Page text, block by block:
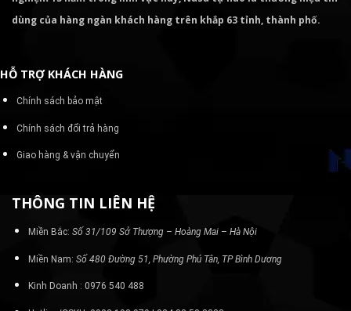
dùng của hàng ngàn khách hàng trên khắp 63 tỉnh, thành phố.
HỖ TRỢ KHÁCH HÀNG
Chính sách bảo mật
Chính sách đổi trả hàng
Giao hàng & vận chuyển
THÔNG TIN LIÊN HỆ
Miền Bắc: Số 31/109 Sở Thượng – Hoàng Mai – Hà Nội
Miền Nam: Số 480 Đường 51, Phường Phú Tân, TP Bình Dương
Kinh Doanh : 0976 540 488